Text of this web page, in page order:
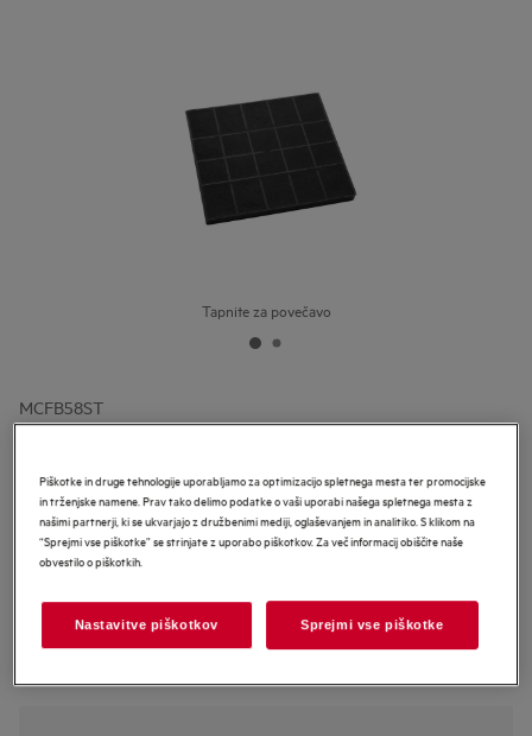
Tapnite za povečavo
MCFB58ST
OdourClean Standard Carbon Filter
PODROBNOSTI IZDELKA
EU podatkovna kartica
Iskalnik trgovin
Piškotke in druge tehnologije uporabljamo za optimizacijo spletnega mesta ter promocijske
in trženjske namene. Prav tako delimo podatke o vaši uporabi našega spletnega mesta z
našimi partnerji, ki se ukvarjajo z družbenimi mediji, oglaševanjem in analitiko. S klikom na
“Sprejmi vse piškotke” se strinjate z uporabo piškotkov. Za več informacij obiščite naše
obvestilo o piškotkih.
Nastavitve piškotkov Sprejmi vse piškotke